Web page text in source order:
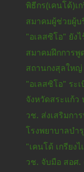
พิธีกร(เคนโด้)เ
สมาคมผู้ช่วยผู้บ
"อเลสซิโอ" ยัง
สมาคมฝึกการพู
สถานกงสุลใหญ่
"อเลสซิโอ" ระ
จังหวัดสระแก้ว
วช. ส่งเสริมกา
โรงพยาบาลบำ
"เคนโด้ เกรียง
วช. จับมือ สอศ.